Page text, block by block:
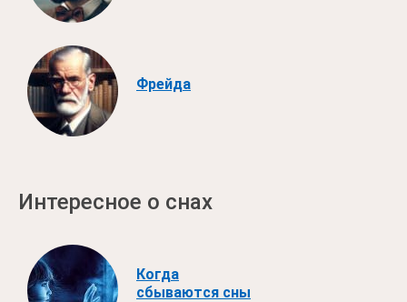
Фрейда
Интересное о снах
Когда
сбываются сны